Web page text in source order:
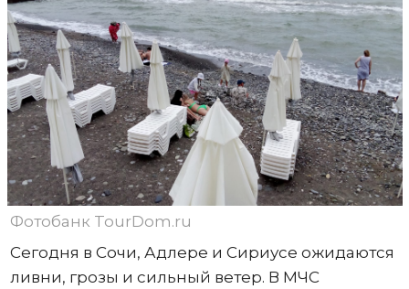
Фотобанк TourDom.ru
Сегодня в Сочи, Адлере и Сириусе ожидаются
ливни, грозы и сильный ветер. В МЧС